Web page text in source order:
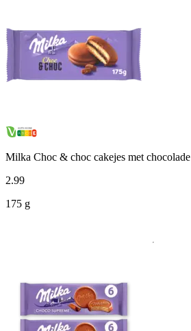
Milka Choc & choc cakejes met chocolade
2.99
175 g